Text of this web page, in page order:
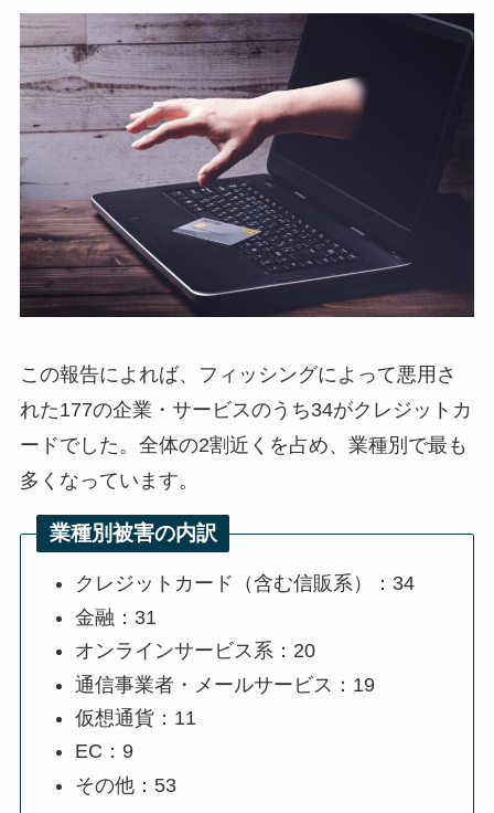
この報告によれば、フィッシングによって悪用さ
れた177の企業・サービスのうち34がクレジットカ
ードでした。全体の2割近くを占め、業種別で最も
多くなっています。
業種別被害の内訳
クレジットカード（含む信販系）：34
金融：31
オンラインサービス系：20
通信事業者・メールサービス：19
仮想通貨：11
EC：9
その他：53